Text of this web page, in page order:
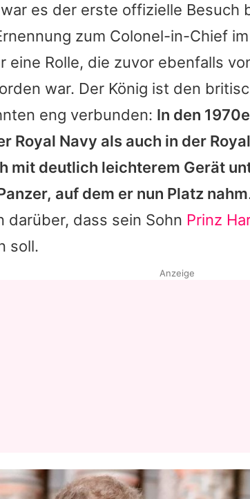
war es der erste offizielle Besuch
zum Colonel-in-Chief
eine Rolle, die zuvor ebenfalls
war. Der König ist den
eng verbunden: In den
Royal Navy als auch in der
mit deutlich leichterem Gerät
auf dem er nun Platz nahm
darüber, dass sein Sohn Prinz
soll.
Anzeige